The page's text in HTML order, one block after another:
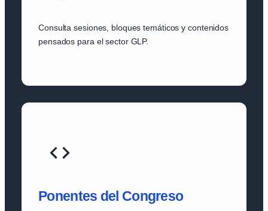
Consulta sesiones, bloques temáticos y contenidos
pensados para el sector GLP.
Ponentes del Congreso